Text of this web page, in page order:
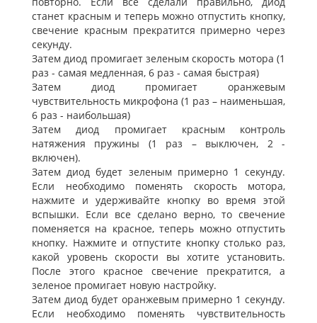
станет красным и теперь можно отпустить кнопку,
свечение красным прекратится примерно через
секунду.
Затем диод промигает зеленым скорость мотора (1
раз - самая медленная, 6 раз - самая быстрая)
Затем диод промигает оранжевым
чувствительность микрофона (1 раз – наименьшая,
6 раз - наибольшая)
Затем диод промигает красным контроль
натяжения пружины (1 раз – выключен, 2 -
включен).
Затем диод будет зеленым примерно 1 секунду.
Если необходимо поменять скорость мотора,
нажмите и удерживайте кнопку во время этой
вспышки. Если все сделано верно, то свечение
поменяется на красное, теперь можно отпустить
кнопку. Нажмите и отпустите кнопку столько раз,
какой уровень скорости вы хотите установить.
После этого красное свечение прекратится, а
зеленое промигает новую настройку.
Затем диод будет оранжевым примерно 1 секунду.
Если необходимо поменять чувствительность